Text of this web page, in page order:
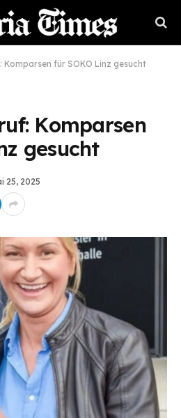
Komparsen für SOKO Linz gesucht
Komparsen
gesucht
25, 2025